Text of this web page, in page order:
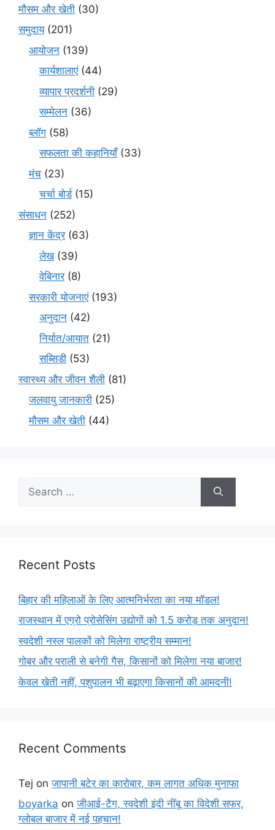
मौसम और खेती (30)
समुदाय(201)
आयोजन (139)
कार्यशालाएं(44)
व्यापार प्रदर्शनी (29)
सम्मेलन (36)
ब्लॉग (58)
सफलता की कहानियाँ(33)
मंच (23)
चर्चा बोर्ड(15)
संसाधन (252)
ज्ञान केंद्र(63)
लेख(39)
वेबिनार(8)
सरकारी योजनाएं(193)
अनुदान (42)
निर्यात/आयात (21)
सब्सिडी (53)
स्वास्थ्य और जीवन शैली (81)
जलवायु जानकारी (25)
मौसम और खेती (44)
Recent Posts
बिहार की महिलाओं के लिए आत्मनिर्भरता का नया मॉडल!
राजस्थान में एग्रो प्रोसेसिंग उद्योगों को 1.5 करोड़ तक अनुदान!
स्वदेशी नस्ल पालकों को मिलेगा राष्ट्रीय सम्मान!
गोबर और पराली से बनेगी गैस, किसानों को मिलेगा नया बाजार!
केवल खेती नहीं, पशुपालन भी बढ़ाएगा किसानों की आमदनी!
Recent Comments
Tej onजापानी बटेर का कारोबार, कम लागत अधिक मुनाफा
boyarka onजीआई-टैग, स्वदेशी इंदी नींबू का विदेशी सफर,
ग्लोबल बाजार में नई पहचान!